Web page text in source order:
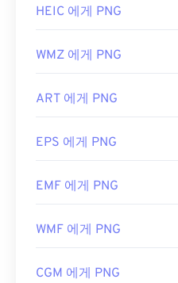
HEIC 에게 PNG
WMZ 에게 PNG
ART 에게 PNG
EPS 에게 PNG
EMF 에게 PNG
WMF 에게 PNG
CGM 에게 PNG